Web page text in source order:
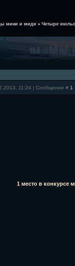
мини и миди » Четыре
11:24 | Сообщение # 1
1 место в конкурсе